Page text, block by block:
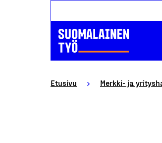
Etusivu Merkki- ja